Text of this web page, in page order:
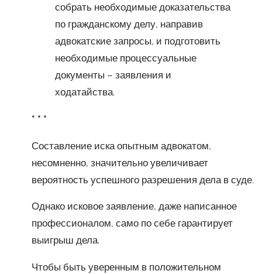
собрать необходимые доказательства
по гражданскому делу, направив
адвокатские запросы, и подготовить
необходимые процессуальные
документы – заявления и
ходатайства.
* * *
Составление иска опытным адвокатом,
несомненно, значительно увеличивает
вероятность успешного разрешения дела в суде.
Однако исковое заявление, даже написанное
профессионалом, само по себе гарантирует
выигрыш дела.
Чтобы быть уверенным в положительном